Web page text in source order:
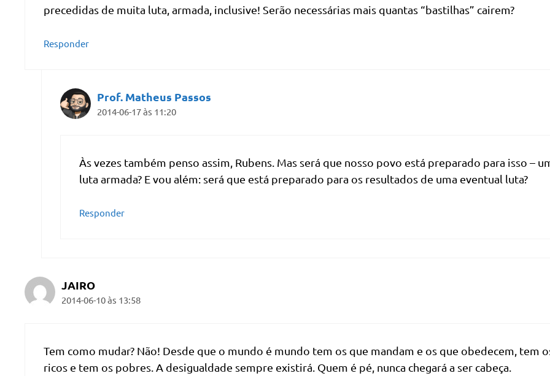
precedidas de muita luta, armada, inclusive! Serão necessárias mais quantas “bastilhas” cairem?
Responder
Prof. Matheus Passos
2014-06-17 às 11:20
Às vezes também penso assim, Rubens. Mas será que nosso povo está preparado para isso –
luta armada? E vou além: será que está preparado para os resultados de uma eventual luta?
Responder
JAIRO
2014-06-10 às 13:58
Tem como mudar? Não! Desde que o mundo é mundo tem os que mandam e os que obedecem, tem
ricos e tem os pobres. A desigualdade sempre existirá. Quem é pé, nunca chegará a ser cabeça.